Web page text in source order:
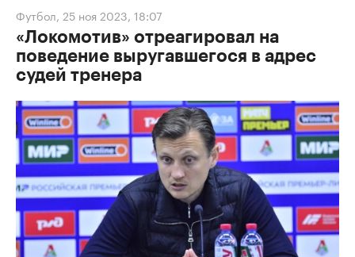
Футбол, 25 ноя 2023, 18:07
«Локомотив» отреагировал на
поведение выругавшегося в адрес
судей тренера